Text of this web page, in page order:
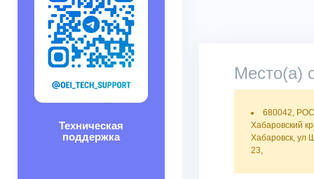
Техническая
поддержка
Место(а)
680042,
Хабаровский
Хабаровск, ул
23,